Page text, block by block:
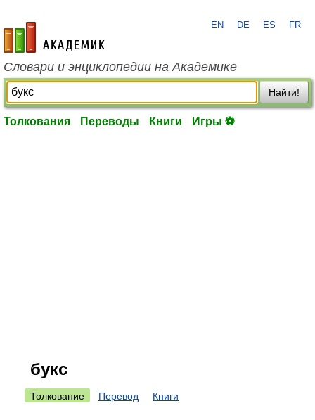
academic.ru
EN DE ES FR
Словари и энциклопедии на Академике
Найти!
Толкования Переводы Книги Игры ⚽
букс
Толкование Перевод Книги